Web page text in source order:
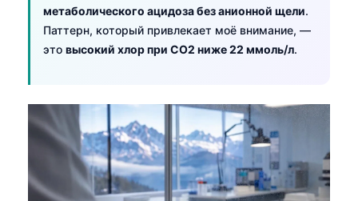
метаболического ацидоза без анионной щели.
Паттерн, который привлекает моё внимание, —
это высокий хлор при CO2 ниже 22 ммоль/л.